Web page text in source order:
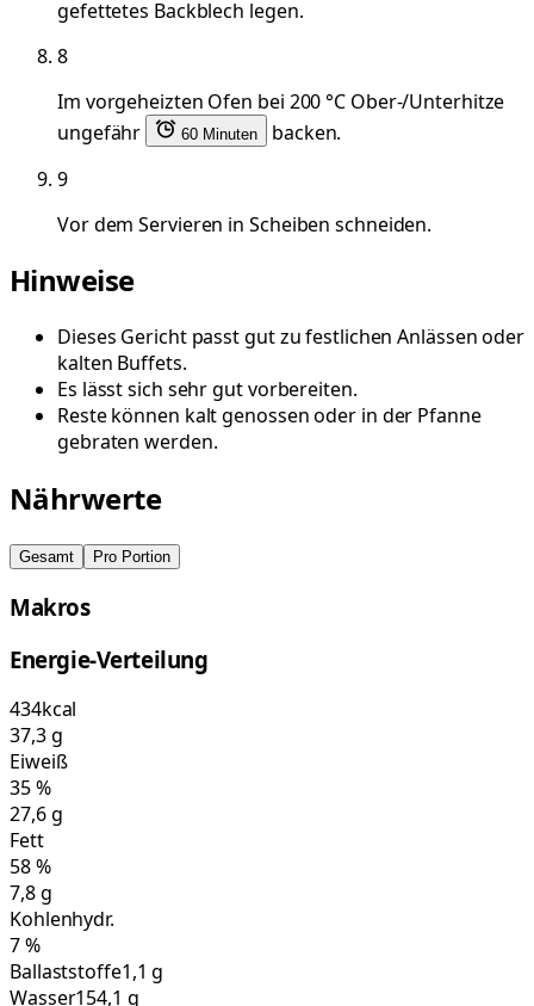
gefettetes Backblech legen.
8
Im vorgeheizten Ofen bei 200 °C Ober-/Unterhitze
ungefähr
60 Minuten
backen.
9
Vor dem Servieren in Scheiben schneiden.
Hinweise
Dieses Gericht passt gut zu festlichen Anlässen oder
kalten Buffets.
Es lässt sich sehr gut vorbereiten.
Reste können kalt genossen oder in der Pfanne
gebraten werden.
Nährwerte
Gesamt Pro Portion
Makros
Energie-Verteilung
434kcal
37,3g
Eiweiß
35%
27,6g
Fett
58%
7,8g
Kohlenhydr.
7%
Ballaststoffe1,1 g
Wasser154,1 g